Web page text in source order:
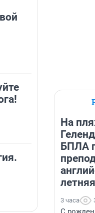
На
БПЛА
3 часа